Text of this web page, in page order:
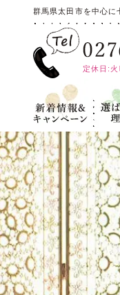
群馬県太田市を中心に
定休日:
新着情報＆キ
ャンペーン
選ば
由